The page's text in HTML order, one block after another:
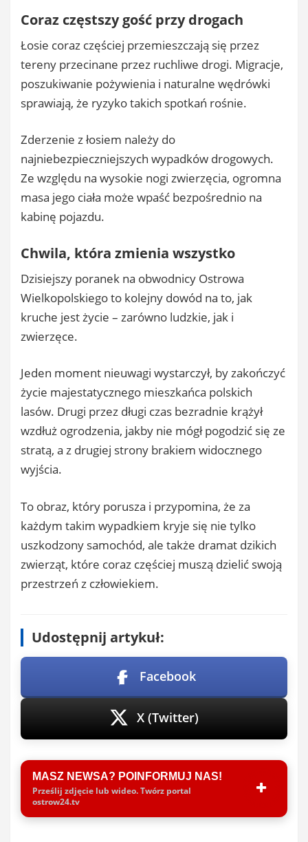
Coraz częstszy gość przy drogach
Łosie coraz częściej przemieszczają się przez
tereny przecinane przez ruchliwe drogi. Migracje,
poszukiwanie pożywienia i naturalne wędrówki
sprawiają, że ryzyko takich spotkań rośnie.
Zderzenie z łosiem należy do
najniebezpieczniejszych wypadków drogowych.
Ze względu na wysokie nogi zwierzęcia, ogromna
masa jego ciała może wpaść bezpośrednio na
kabinę pojazdu.
Chwila, która zmienia wszystko
Dzisiejszy poranek na obwodnicy Ostrowa
Wielkopolskiego to kolejny dowód na to, jak
kruche jest życie – zarówno ludzkie, jak i
zwierzęce.
Jeden moment nieuwagi wystarczył, by zakończyć
życie majestatycznego mieszkańca polskich
lasów. Drugi przez długi czas bezradnie krążył
wzdłuż ogrodzenia, jakby nie mógł pogodzić się ze
stratą, a z drugiej strony brakiem widocznego
wyjścia.
To obraz, który porusza i przypomina, że za
każdym takim wypadkiem kryje się nie tylko
uszkodzony samochód, ale także dramat dzikich
zwierząt, które coraz częściej muszą dzielić swoją
przestrzeń z człowiekiem.
Udostępnij artykuł:
Facebook
X (Twitter)
MASZ NEWSA? POINFORMUJ NAS!
Prześlij zdjęcie lub wideo. Twórz portal
ostrow24.tv